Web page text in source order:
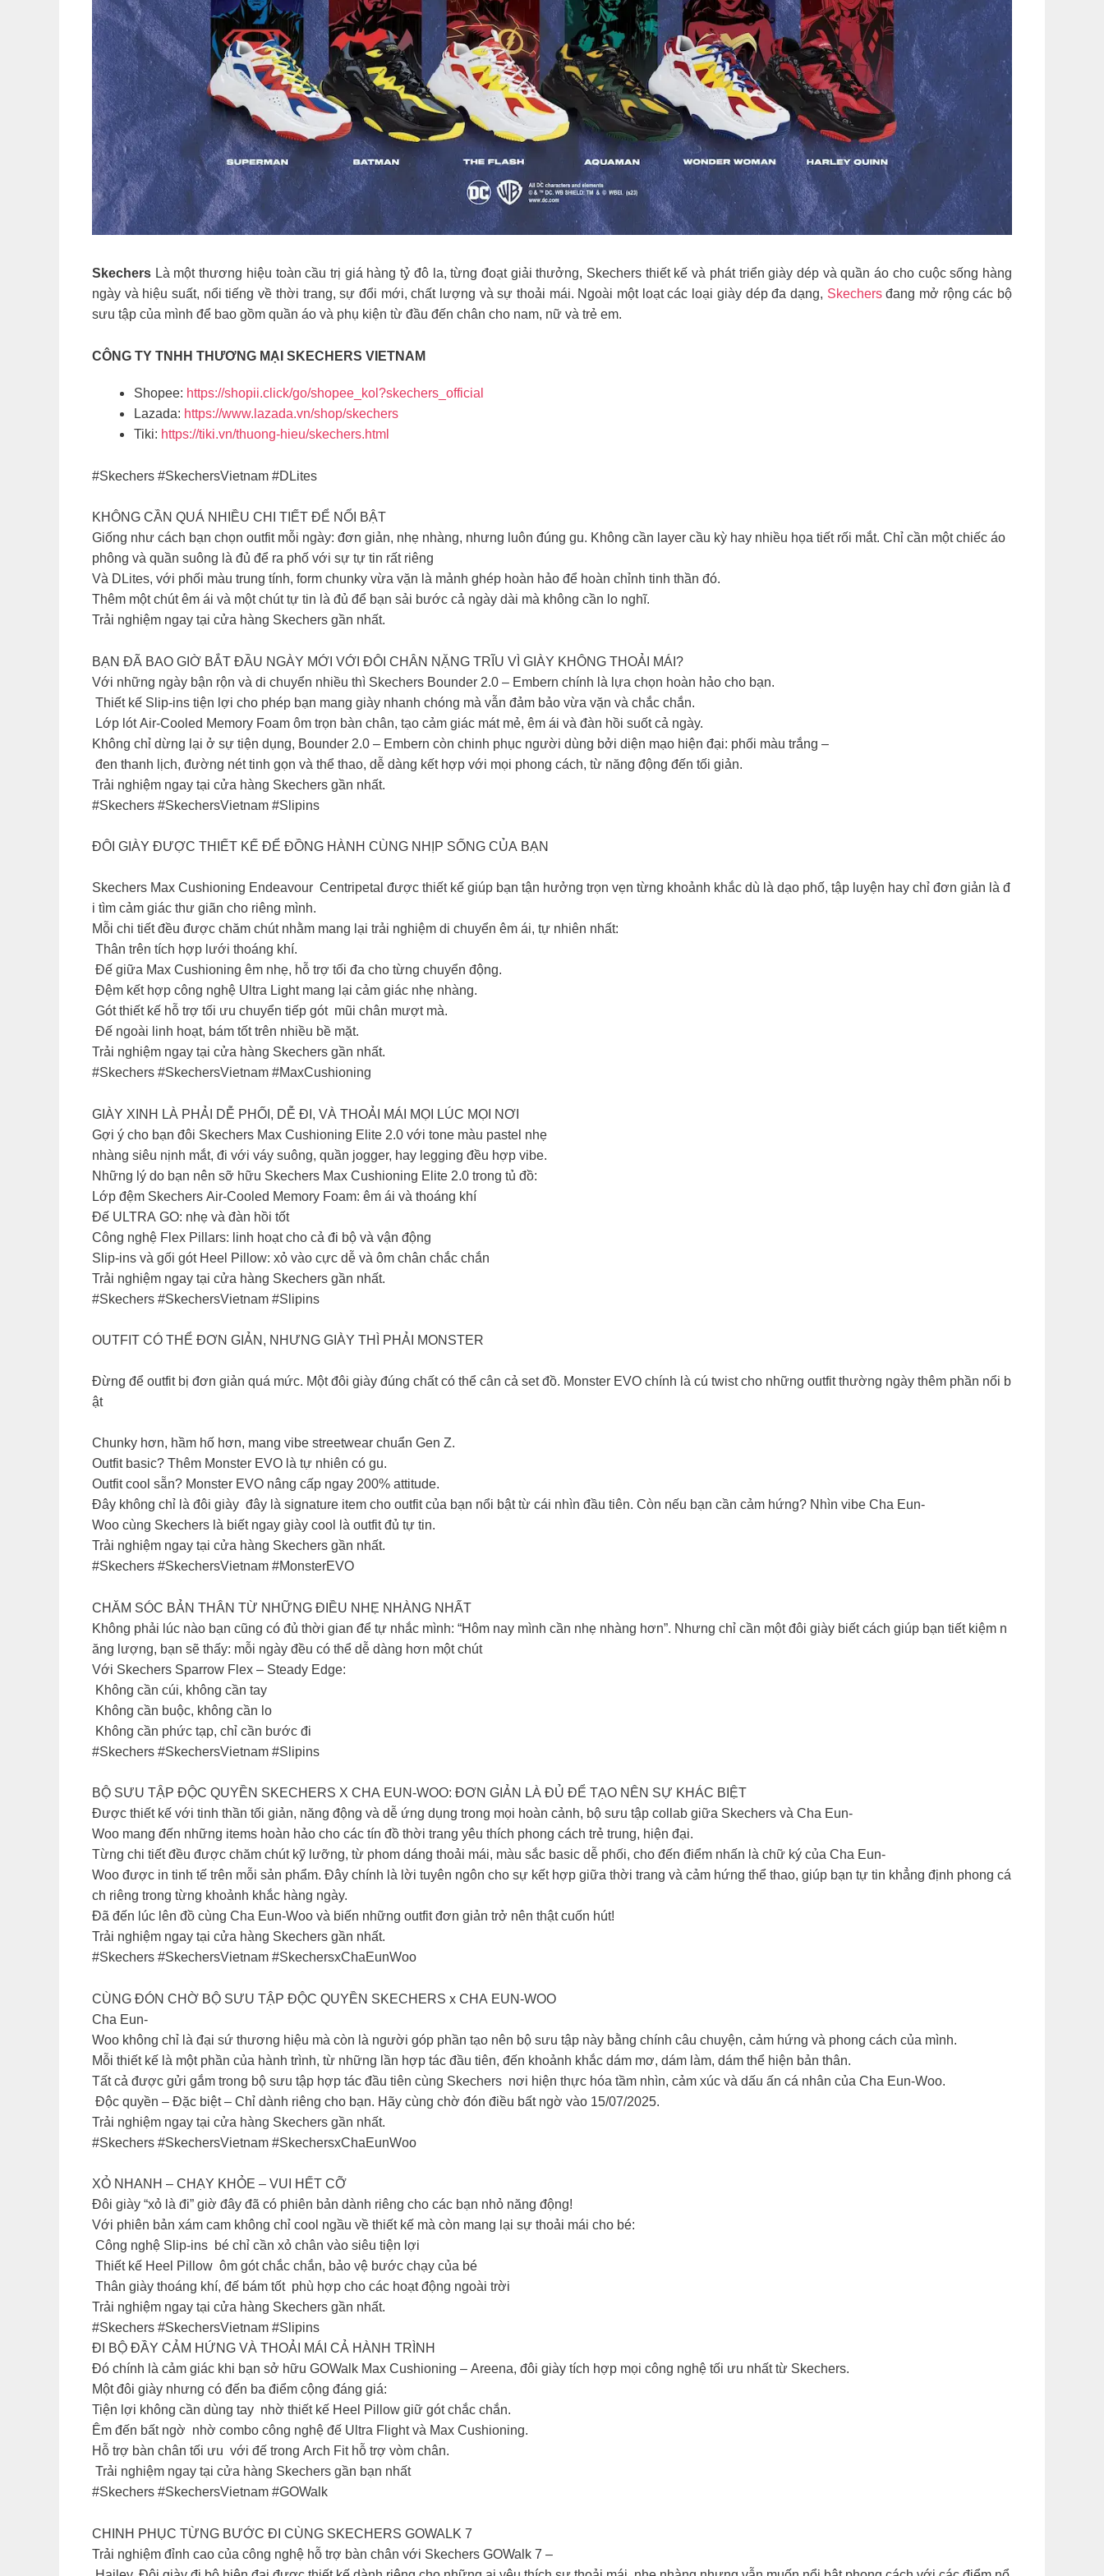
Skechers Là một thương hiệu toàn cầu trị giá hàng tỷ đô la, từng đoạt giải thưởng, Skechers thiết kế và phát triển giày dép và quần áo cho cuộc sống hàng
ngày và hiệu suất, nổi tiếng về thời trang, sự đổi mới, chất lượng và sự thoải mái. Ngoài một loạt các loại giày dép đa dạng, Skechersđang mở rộng các bộ
sưu tập của mình để bao gồm quần áo và phụ kiện từ đầu đến chân cho nam, nữ và trẻ em.
CÔNG TY TNHH THƯƠNG MẠI SKECHERS VIETNAM
Shopee: https://shopii.click/go/shopee_kol?skechers_official
Lazada: https://www.lazada.vn/shop/skechers
Tiki: https://tiki.vn/thuong-hieu/skechers.html
#Skechers #SkechersVietnam #DLites
KHÔNG CẦN QUÁ NHIỀU CHI TIẾT ĐỂ NỔI BẬT​
Giống như cách bạn chọn outfit mỗi ngày: đơn giản, nhẹ nhàng, nhưng luôn đúng gu. Không cần layer cầu kỳ hay nhiều họa tiết rối mắt. Chỉ cần một chiếc áo
phông và quần suông là đủ để ra phố với sự tự tin rất riêng
​Và DLites, với phối màu trung tính, form chunky vừa vặn là mảnh ghép hoàn hảo để hoàn chỉnh tinh thần đó.​
Thêm một chút êm ái và một chút tự tin là đủ để bạn sải bước cả ngày dài mà không cần lo nghĩ.​
​Trải nghiệm ngay tại cửa hàng Skechers gần nhất.
BẠN ĐÃ BAO GIỜ BẮT ĐẦU NGÀY MỚI VỚI ĐÔI CHÂN NẶNG TRĨU VÌ GIÀY KHÔNG THOẢI MÁI?​
​Với những ngày bận rộn và di chuyển nhiều thì Skechers Bounder 2.0 – Embern chính là lựa chọn hoàn hảo cho bạn. ​
​ Thiết kế Slip-ins tiện lợi cho phép bạn mang giày nhanh chóng mà vẫn đảm bảo vừa vặn và chắc chắn.​
Lớp lót Air-Cooled Memory Foam ôm trọn bàn chân, tạo cảm giác mát mẻ, êm ái và đàn hồi suốt cả ngày.
​Không chỉ dừng lại ở sự tiện dụng, Bounder 2.0 – Embern còn chinh phục người dùng bởi diện mạo hiện đại: phối màu trắng –
đen thanh lịch, đường nét tinh gọn và thể thao, dễ dàng kết hợp với mọi phong cách, từ năng động đến tối giản.​
​Trải nghiệm ngay tại cửa hàng Skechers gần nhất.​
​#Skechers #SkechersVietnam #Slipins
ĐÔI GIÀY ĐƯỢC THIẾT KẾ ĐỂ ĐỒNG HÀNH CÙNG NHỊP SỐNG CỦA BẠN​
Skechers Max Cushioning Endeavour Centripetal được thiết kế giúp bạn tận hưởng trọn vẹn từng khoảnh khắc dù là dạo phố, tập luyện hay chỉ đơn giản là đ
i tìm cảm giác thư giãn cho riêng mình.​
​Mỗi chi tiết đều được chăm chút nhằm mang lại trải nghiệm di chuyển êm ái, tự nhiên nhất:​
Thân trên tích hợp lưới thoáng khí.​
Đế giữa Max Cushioning êm nhẹ, hỗ trợ tối đa cho từng chuyển động.​
Đệm kết hợp công nghệ Ultra Light mang lại cảm giác nhẹ nhàng.​
Gót thiết kế hỗ trợ tối ưu chuyển tiếp gót mũi chân mượt mà.​
Đế ngoài linh hoạt, bám tốt trên nhiều bề mặt​.
​Trải nghiệm ngay tại cửa hàng Skechers gần nhất. ​
​#Skechers #SkechersVietnam #MaxCushioning
GIÀY XINH LÀ PHẢI DỄ PHỐI, DỄ ĐI, VÀ THOẢI MÁI MỌI LÚC MỌI NƠI​
​Gợi ý cho bạn đôi Skechers Max Cushioning Elite 2.0 với tone màu pastel nhẹ
nhàng siêu nịnh mắt, đi với váy suông, quần jogger, hay legging đều hợp vibe.​
​Những lý do bạn nên sỡ hữu Skechers Max Cushioning Elite 2.0 trong tủ đồ:​
Lớp đệm Skechers Air-Cooled Memory Foam: êm ái và thoáng khí​
Đế ULTRA GO: nhẹ và đàn hồi tốt​
Công nghệ Flex Pillars: linh hoạt cho cả đi bộ và vận động​
Slip-ins và gối gót Heel Pillow: xỏ vào cực dễ và ôm chân chắc chắn​
​Trải nghiệm ngay tại cửa hàng Skechers gần nhất.​
​#Skechers #SkechersVietnam #Slipins
OUTFIT CÓ THỂ ĐƠN GIẢN, NHƯNG GIÀY THÌ PHẢI MONSTER​
Đừng để outfit bị đơn giản quá mức. Một đôi giày đúng chất có thể cân cả set đồ. Monster EVO chính là cú twist cho những outfit thường ngày thêm phần nổi b
ật
Chunky hơn, hầm hố hơn, mang vibe streetwear chuẩn Gen Z.​
Outfit basic? Thêm Monster EVO là tự nhiên có gu.​
Outfit cool sẵn? Monster EVO nâng cấp ngay 200% attitude.​
​Đây không chỉ là đôi giày đây là signature item cho outfit của bạn nổi bật từ cái nhìn đầu tiên. Còn nếu bạn cần cảm hứng? Nhìn vibe Cha Eun-
Woo cùng Skechers là biết ngay giày cool là outfit đủ tự tin.​
​Trải nghiệm ngay tại cửa hàng Skechers gần nhất.​
​#Skechers #SkechersVietnam #MonsterEVO
CHĂM SÓC BẢN THÂN TỪ NHỮNG ĐIỀU NHẸ NHÀNG NHẤT
Không phải lúc nào bạn cũng có đủ thời gian để tự nhắc mình: “Hôm nay mình cần nhẹ nhàng hơn”. Nhưng chỉ cần một đôi giày biết cách giúp bạn tiết kiệm n
ăng lượng, bạn sẽ thấy: mỗi ngày đều có thể dễ dàng hơn một chút
Với Skechers Sparrow Flex – Steady Edge:
Không cần cúi, không cần tay
Không cần buộc, không cần lo
Không cần phức tạp, chỉ cần bước đi
​#Skechers #SkechersVietnam #Slipins
BỘ SƯU TẬP ĐỘC QUYỀN SKECHERS X CHA EUN-WOO: ĐƠN GIẢN LÀ ĐỦ ĐỂ TẠO NÊN SỰ KHÁC BIỆT ​
​Được thiết kế với tinh thần tối giản, năng động và dễ ứng dụng trong mọi hoàn cảnh, bộ sưu tập collab giữa Skechers và Cha Eun-
Woo mang đến những items hoàn hảo cho các tín đồ thời trang yêu thích phong cách trẻ trung, hiện đại. ​
​Từng chi tiết đều được chăm chút kỹ lưỡng, từ phom dáng thoải mái, màu sắc basic dễ phối, cho đến điểm nhấn là chữ ký của Cha Eun-
Woo được in tinh tế trên mỗi sản phẩm. Đây chính là lời tuyên ngôn cho sự kết hợp giữa thời trang và cảm hứng thể thao, giúp bạn tự tin khẳng định phong cá
ch riêng trong từng khoảnh khắc hàng ngày.​
​Đã đến lúc lên đồ cùng Cha Eun-Woo và biến những outfit đơn giản trở nên thật cuốn hút!​
​Trải nghiệm ngay tại cửa hàng Skechers gần nhất. ​
​#Skechers #SkechersVietnam #SkechersxChaEunWoo
CÙNG ĐÓN CHỜ BỘ SƯU TẬP ĐỘC QUYỀN SKECHERS x CHA EUN-WOO
Cha Eun-
Woo không chỉ là đại sứ thương hiệu mà còn là người góp phần tạo nên bộ sưu tập này bằng chính câu chuyện, cảm hứng và phong cách của mình.
Mỗi thiết kế là một phần của hành trình, từ những lần hợp tác đầu tiên, đến khoảnh khắc dám mơ, dám làm, dám thể hiện bản thân.
Tất cả được gửi gắm trong bộ sưu tập hợp tác đầu tiên cùng Skechers nơi hiện thực hóa tầm nhìn, cảm xúc và dấu ấn cá nhân của Cha Eun-Woo.
Độc quyền – Đặc biệt – Chỉ dành riêng cho bạn. Hãy cùng chờ đón điều bất ngờ vào 15/07/2025.
Trải nghiệm ngay tại cửa hàng Skechers gần nhất.​
#Skechers #SkechersVietnam #SkechersxChaEunWoo
XỎ NHANH – CHẠY KHỎE – VUI HẾT CỠ​
​Đôi giày “xỏ là đi” giờ đây đã có phiên bản dành riêng cho các bạn nhỏ năng động!​
​Với phiên bản xám cam không chỉ cool ngầu về thiết kế mà còn mang lại sự thoải mái cho bé:​
Công nghệ Slip-ins bé chỉ cần xỏ chân vào siêu tiện lợi ​
Thiết kế Heel Pillow ôm gót chắc chắn, bảo vệ bước chạy của bé​
Thân giày thoáng khí, đế bám tốt phù hợp cho các hoạt động ngoài trời ​
​Trải nghiệm ngay tại cửa hàng Skechers gần nhất.​
​#Skechers #SkechersVietnam #Slipins
ĐI BỘ ĐẦY CẢM HỨNG VÀ THOẢI MÁI CẢ HÀNH TRÌNH​
​Đó chính là cảm giác khi bạn sở hữu GOWalk Max Cushioning – Areena, đôi giày tích hợp mọi công nghệ tối ưu nhất từ Skechers.​
​Một đôi giày nhưng có đến ba điểm cộng đáng giá:​
Tiện lợi không cần dùng tay nhờ thiết kế Heel Pillow giữ gót chắc chắn.​
Êm đến bất ngờ nhờ combo công nghệ đế Ultra Flight và Max Cushioning. ​
Hỗ trợ bàn chân tối ưu với đế trong Arch Fit hỗ trợ vòm chân.​
​ Trải nghiệm ngay tại cửa hàng Skechers gần bạn nhất​
​#Skechers #SkechersVietnam #GOWalk
CHINH PHỤC TỪNG BƯỚC ĐI CÙNG SKECHERS GOWALK 7​
​Trải nghiệm đỉnh cao của công nghệ hỗ trợ bàn chân với Skechers GOWalk 7 –